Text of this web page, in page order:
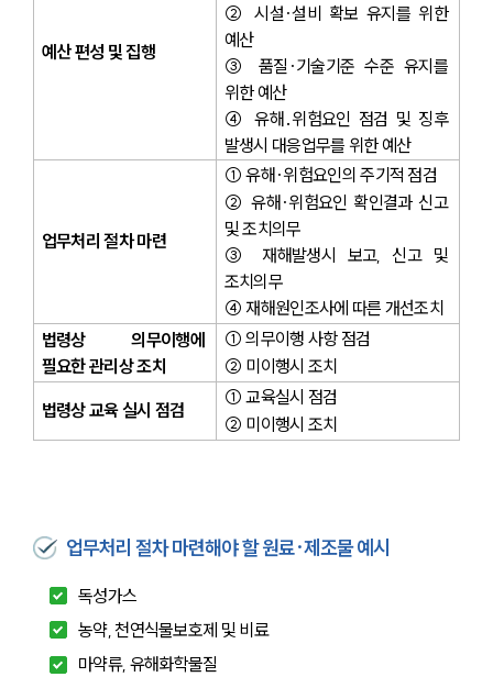
예산 편성 및 집행
② 시설·설비 확보 유지를 위한
예산
③ 품질·기술기준 수준 유지를
위한 예산
④ 유해․위험요인 점검 및 징후
발생시 대응업무를 위한 예산
업무처리 절차 마련
① 유해·위험요인의 주기적 점검
② 유해·위험요인 확인결과 신고
및 조치의무
③ 재해발생시 보고, 신고 및
조치의무
④ 재해원인조사에 따른 개선조치
법령상 의무이행에
필요한 관리상 조치
① 의무이행 사항 점검
② 미이행시 조치
법령상 교육 실시 점검
① 교육실시 점검
② 미이행시 조치
업무처리 절차 마련해야 할 원료·제조물 예시
독성가스
농약, 천연식물보호제 및 비료
마약류, 유해화학물질